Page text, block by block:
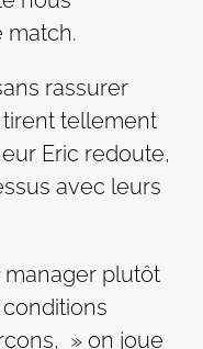
match.
rassurer
tellement
Eric redoute,
avec leurs
plutôt
» on joue